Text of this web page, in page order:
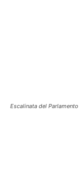
Escalinata del Parlamento